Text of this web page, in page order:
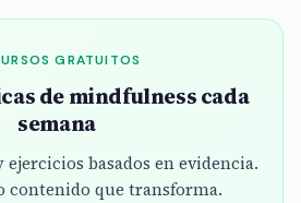
GRATUITOS
de mindfulness cada
semana
basados en evidencia.
contenido que transforma.